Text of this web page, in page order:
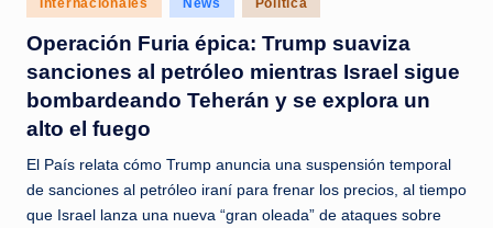
c
i
a
s
a
l
in
Internacionales News Política
Operación Furia épica: Trump suaviza
sanciones al petróleo mientras Israel sigue
bombardeando Teherán y se explora un
alto el fuego
El País relata cómo Trump anuncia una suspensión temporal
de sanciones al petróleo iraní para frenar los precios, al tiempo
que Israel lanza una nueva “gran oleada” de ataques sobre